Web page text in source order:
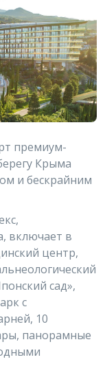
премиум-
Крыма
и бескрайним
включает в
центр,
сад»,
с
10
панорамные